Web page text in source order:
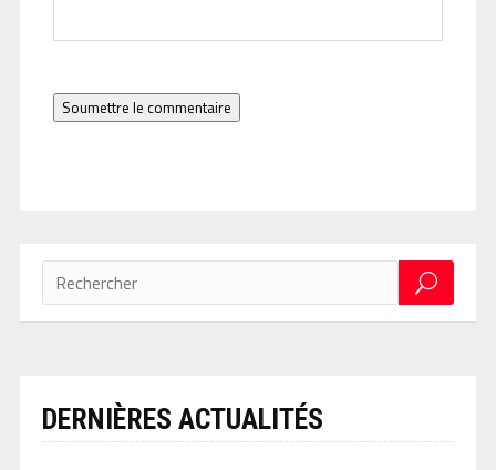
Soumettre le commentaire
DERNIÈRES ACTUALITÉS